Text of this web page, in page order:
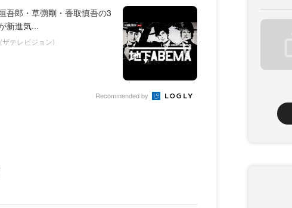
吾郎・草彅剛・香取慎吾の3
新進気...
ザテレビジョン)
Recommended by